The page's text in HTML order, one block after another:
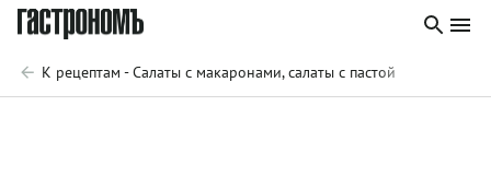
К рецептам - Салаты с макаронами, салаты с пастой